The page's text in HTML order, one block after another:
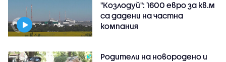
"Козлодуй": 1600 евро за кв.м
са дадени на частна
компания
Родители на новородено и